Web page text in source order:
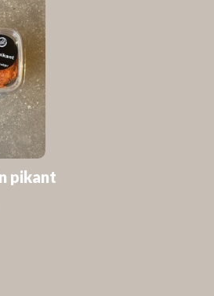
pikant